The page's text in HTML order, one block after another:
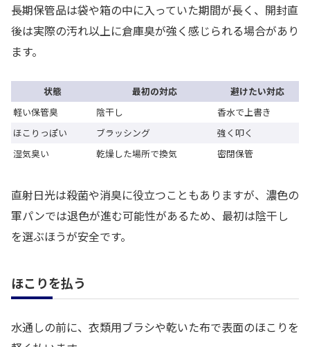
長期保管品は袋や箱の中に入っていた期間が長く、開封直
後は実際の汚れ以上に倉庫臭が強く感じられる場合があり
ます。
状態 最初の対応
避けたい対応
軽い保管臭
陰干し
香水で上書き
ほこりっぽい
ブラッシング
強く叩く
湿気臭い
乾燥した場所で換気 密閉保管
直射日光は殺菌や消臭に役立つこともありますが、濃色の
軍パンでは退色が進む可能性があるため、最初は陰干し
を選ぶほうが安全です。
ほこりを払う
水通しの前に、衣類用ブラシや乾いた布で表面のほこりを